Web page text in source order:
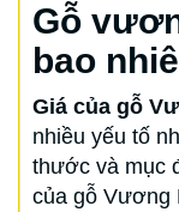
Gỗ
bao
Giá của gỗ
nhiều yếu tố
thước và mục
của gỗ Vương